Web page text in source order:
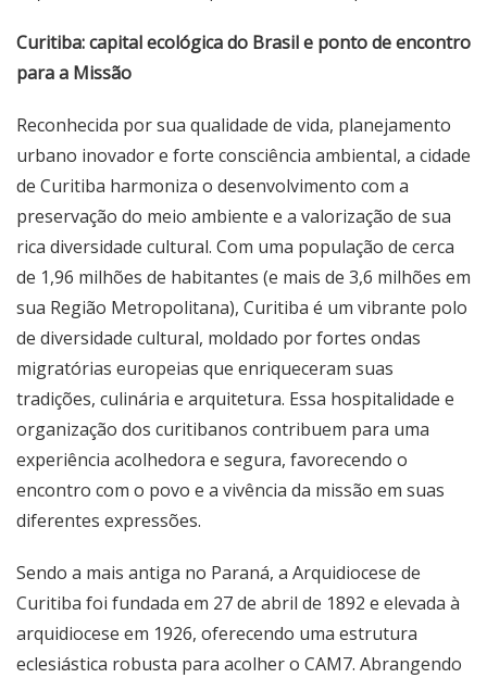
Curitiba: capital ecológica do Brasil e ponto de encontro
para a Missão
Reconhecida por sua qualidade de vida, planejamento
urbano inovador e forte consciência ambiental, a cidade
de Curitiba harmoniza o desenvolvimento com a
preservação do meio ambiente e a valorização de sua
rica diversidade cultural. Com uma população de cerca
de 1,96 milhões de habitantes (e mais de 3,6 milhões em
sua Região Metropolitana), Curitiba é um vibrante polo
de diversidade cultural, moldado por fortes ondas
migratórias europeias que enriqueceram suas
tradições, culinária e arquitetura. Essa hospitalidade e
organização dos curitibanos contribuem para uma
experiência acolhedora e segura, favorecendo o
encontro com o povo e a vivência da missão em suas
diferentes expressões.
Sendo a mais antiga no Paraná, a Arquidiocese de
Curitiba foi fundada em 27 de abril de 1892 e elevada à
arquidiocese em 1926, oferecendo uma estrutura
eclesiástica robusta para acolher o CAM7. Abrangendo